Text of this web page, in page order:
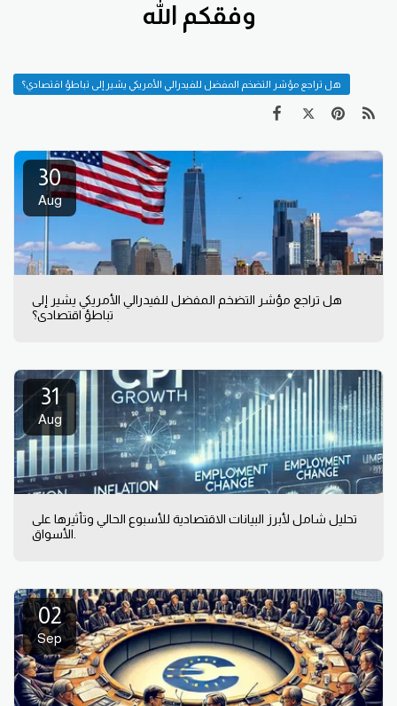
وفقكم الله
هل تراجع مؤشر التضخم المفضل للفيدرالي الأمريكي يشير إلى تباطؤ اقتصادي؟
30
Aug
هل تراجع مؤشر التضخم المفضل للفيدرالي الأمريكي يشير إلى
تباطؤ اقتصادي؟
31
Aug
تحليل شامل لأبرز البيانات الاقتصادية للأسبوع الحالي وتأثيرها على
02
Sep